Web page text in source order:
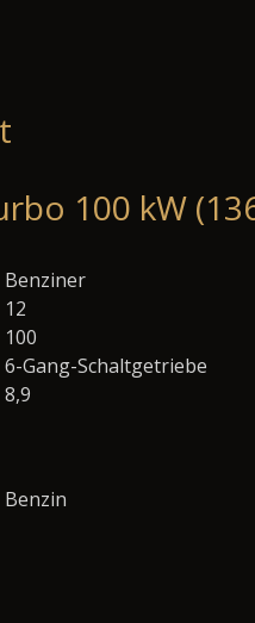
100 kW
Benziner
12
100
6-Gang-Schaltgetriebe
8,9
Benzin